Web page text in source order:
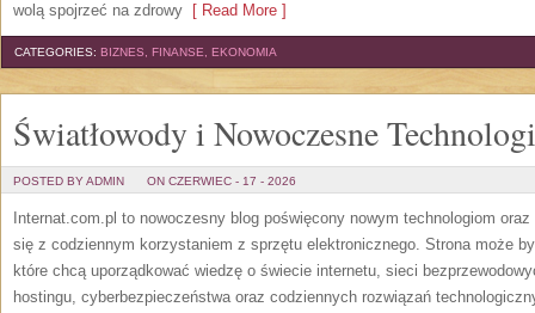
wolą spojrzeć na zdrowy [ Read More ]
CATEGORIES: BIZNES, FINANSE, EKONOMIA
Światłowody i Nowoczesne
POSTED BY ADMIN ON CZERWIEC - 17 - 2026
Internat.com.pl to nowoczesny blog poświęcony nowym technologiom
się z codziennym korzystaniem z sprzętu elektronicznego. Strona może
które chcą uporządkować wiedzę o świecie internetu, sieci
hostingu, cyberbezpieczeństwa oraz codziennych rozwiązań